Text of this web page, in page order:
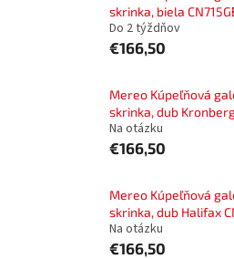
skrinka, biela
Do 2 týždňov
€166,50
Mereo Kúpeľňová
skrinka, dub Kronberg
Na otázku
€166,50
Mereo Kúpeľňová
skrinka, dub Halifax
Na otázku
€166,50